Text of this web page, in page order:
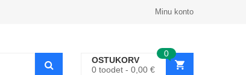
Minu konto
0
OSTUKORV
0 toodet 0,00 €